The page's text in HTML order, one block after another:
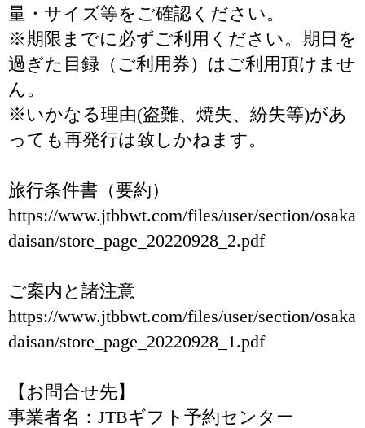
量・サイズ等をご確認ください。
※期限までに必ずご利用ください。期日を
過ぎた目録（ご利用券）はご利用頂けませ
ん。
※いかなる理由(盗難、焼失、紛失等)があ
っても再発行は致しかねます。
旅行条件書（要約）
https://www.jtbbwt.com/files/user/section/osaka
daisan/store_page_20220928_2.pdf
ご案内と諸注意
https://www.jtbbwt.com/files/user/section/osaka
daisan/store_page_20220928_1.pdf
【お問合せ先】
事業者名：JTBギフト予約センター